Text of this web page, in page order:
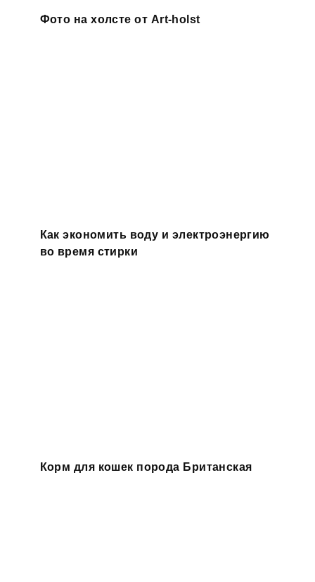
Фото на холсте от Art-holst
Как экономить воду и электроэнергию
во время стирки
Корм для кошек порода Британская